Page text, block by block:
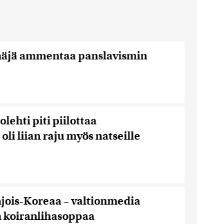
ammentaa panslavismin
piti piilottaa
liian raju myös natseille
Koreaa – valtionmedia
koiranlihasoppaa